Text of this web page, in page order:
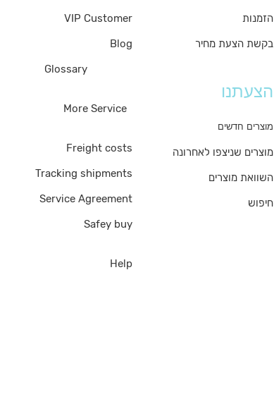
VIP Customer
Blog
Glossary
More Service
Freight costs
Tracking shipments
Service Agreement
Safey buy
Help
הזמנות
בקשת הצעת מחיר
הצעתנו
מוצרים חדשים
מוצרים שניצפו לאחרונה
השוואת מוצרים
חיפוש